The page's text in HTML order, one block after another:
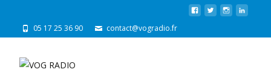
05 17 25 36 90 contact@vogradio.fr